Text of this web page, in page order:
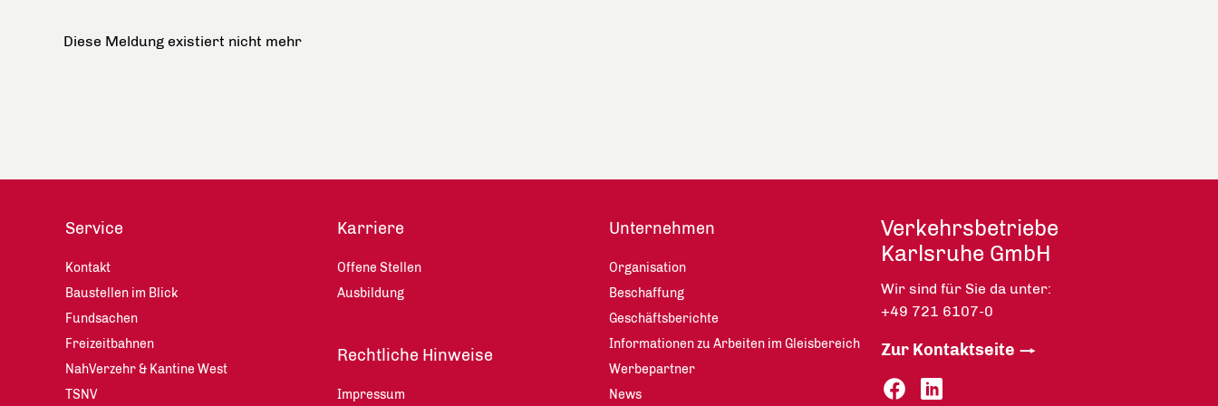
Diese Meldung existiert nicht mehr
Service
Kontakt
Baustellen im Blick
Fundsachen
Freizeitbahnen
NahVerzehr & Kantine West
TSNV
Karriere
Offene Stellen
Ausbildung
Rechtliche Hinweise
Impressum
Unternehmen
Organisation
Beschaffung
Geschäftsberichte
Informationen zu Arbeiten im Gleisbereich
Werbepartner
News
Verkehrsbetriebe
Karlsruhe GmbH
Wir sind für Sie da unter:
+49 721 6107-0
Zur Kontaktseite